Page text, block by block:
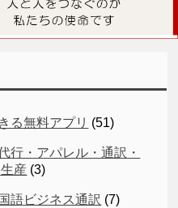
る無料アプリ (51)
行・アパレル・通訳・
産 (3)
語ビジネス通訳 (7)